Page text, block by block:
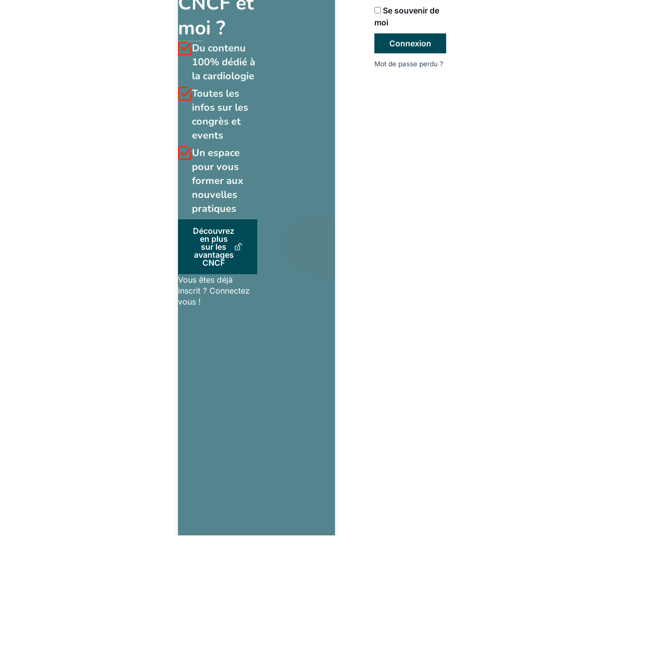
moi ?
Du contenu
100% dédié à
la cardiologie
Toutes les
infos sur les
congrès et
events
Un espace
pour vous
former aux
nouvelles
pratiques
Découvrez
en plus
sur les
avantages
CNCF
Vous êtes déjà
inscrit ? Connectez
vous !
Se souvenir de
moi
Connexion
Mot de passe perdu ?